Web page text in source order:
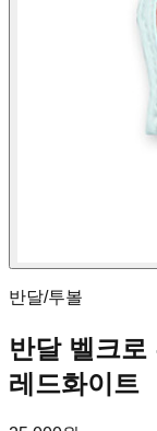
반달/투볼
반달 벨크로
레드화이트